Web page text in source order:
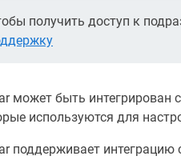
получить доступ к
может быть интегрирован
используются для
поддерживает